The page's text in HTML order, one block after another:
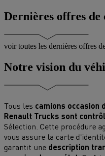
Dernières offres de
voir toutes les dernières offres
Notre vision du
Tous les camions occasion
Renault Trucks sont
Sélection. Cette procédure
vous assure la carte
garantit une description